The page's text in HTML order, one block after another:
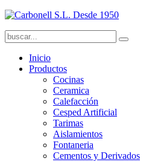
Inicio
Productos
Cocinas
Ceramica
Calefacción
Cesped Artificial
Tarimas
Aislamientos
Fontaneria
Cementos y Derivados